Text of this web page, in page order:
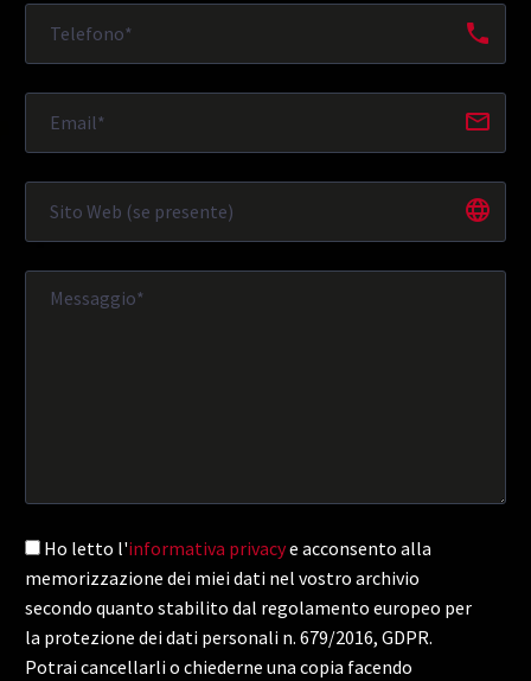
Ho letto l'informativa privacye acconsento alla
memorizzazione dei miei dati nel vostro archivio
secondo quanto stabilito dal regolamento europeo per
la protezione dei dati personali n. 679/2016, GDPR.
Potrai cancellarli o chiederne una copia facendo